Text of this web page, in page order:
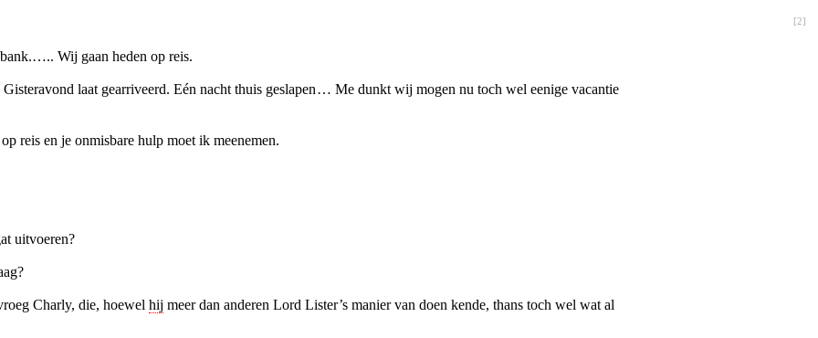
[2]
Wij gaan heden op reis.
laat gearriveerd. Eén nacht thuis geslapen … Me dunkt wij mogen nu toch wel eenige vacantie
reis en je onmisbare hulp moet ik meenemen.
uitvoeren?
Charly, die, hoewelhij meer dan anderen Lord Lister’s manier van doen kende, thans toch wel wat al